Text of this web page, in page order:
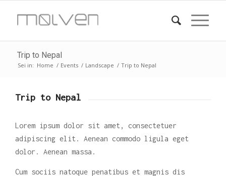
Trip to Nepal
Sei in: Home / Events / Landscape / Trip to Nepal
Trip to Nepal
Lorem ipsum dolor sit amet, consectetuer
adipiscing elit. Aenean commodo ligula eget
dolor. Aenean massa.
Cum sociis natoque penatibus et magnis dis